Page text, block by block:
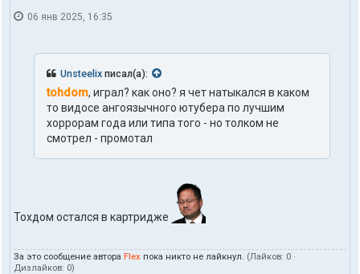
06 янв 2025, 16:35
Unsteelix писал(а):
tohdom, играл? как оно? я чет натыкался в каком
то видосе ангоязычного ютубера по лучшим
хоррорам года или типа того - но толком не
смотрел - промотал
Тохдом остался в картридже
За это сообщение автора Flex пока никто не лайкнул. (Лайков: 0 ·
Дизлайков: 0)